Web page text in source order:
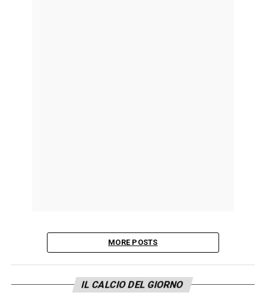
MORE POSTS
IL CALCIO DEL GIORNO